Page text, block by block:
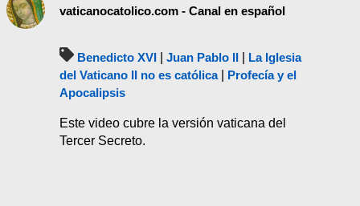
vaticanocatolico.com - Canal en español
Benedicto XVI Juan Pablo II
La Iglesia
del Vaticano II no es católica| Profecía y el
Apocalipsis
Este video cubre la versión vaticana del
Tercer Secreto.